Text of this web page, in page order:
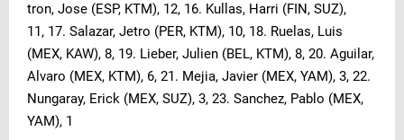
tron, Jo­se (ESP, KTM), 12, 16. Kul­las, Har­ri (FIN, SUZ),
11, 17. Sa­la­zar, Jet­ro (PER, KTM), 10, 18. Rue­las, Lu­is
(MEX, KAW), 8, 19. Lie­ber, Ju­li­en (BEL, KTM), 8, 20. Agui­lar,
Al­va­ro (MEX, KTM), 6, 21. Me­jia, Ja­vier (MEX, YAM), 3, 22.
Nun­ga­ray, Erick (MEX, SUZ), 3, 23. San­chez, Pa­blo (MEX,
YAM), 1